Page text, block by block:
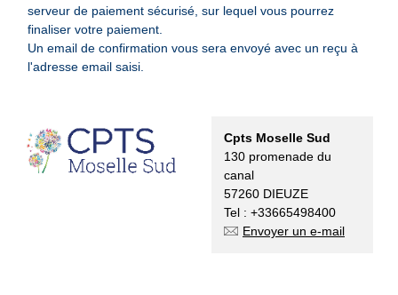
serveur de paiement sécurisé, sur lequel vous pourrez
finaliser votre paiement.
Un email de confirmation vous sera envoyé avec un reçu à
l'adresse email saisi.
Cpts Moselle Sud
130 promenade du
canal
57260 DIEUZE
Tel : +33665498400
Envoyer un e-mail